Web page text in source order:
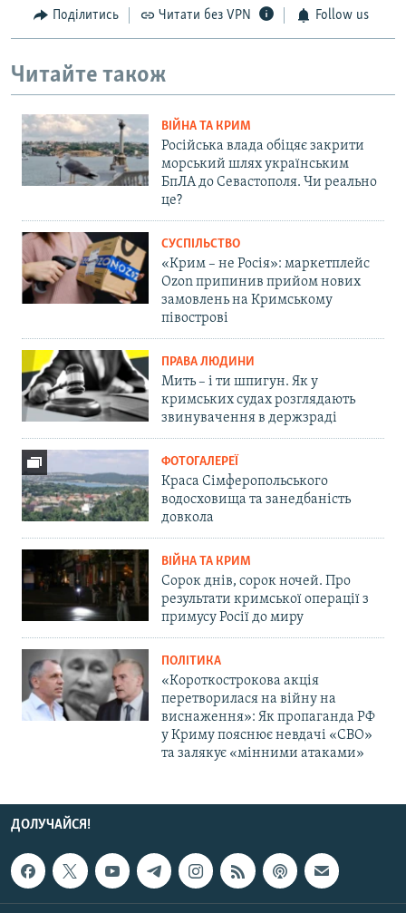
Поділитись Читати без VPN Follow us
Читайте також
ВІЙНА ТА КРИМ
Російська влада обіцяє закрити
морський шлях українським
БпЛА до Севастополя. Чи реально
це?
СУСПІЛЬСТВО
«Крим – не Росія»: маркетплейс
Ozon припинив прийом нових
замовлень на Кримському
півострові
ПРАВА ЛЮДИНИ
Мить – і ти шпигун. Як у
кримських судах розглядають
звинувачення в держзраді
ФОТОГАЛЕРЕЇ
Краса Сімферопольського
водосховища та занедбаність
довкола
ВІЙНА ТА КРИМ
Сорок днів, сорок ночей. Про
результати кримської операції з
примусу Росії до миру
ПОЛІТИКА
«Короткострокова акція
перетворилася на війну на
виснаження»: Як пропаганда РФ
у Криму пояснює невдачі «СВО»
та залякує «мінними атаками»
ДОЛУЧАЙСЯ!